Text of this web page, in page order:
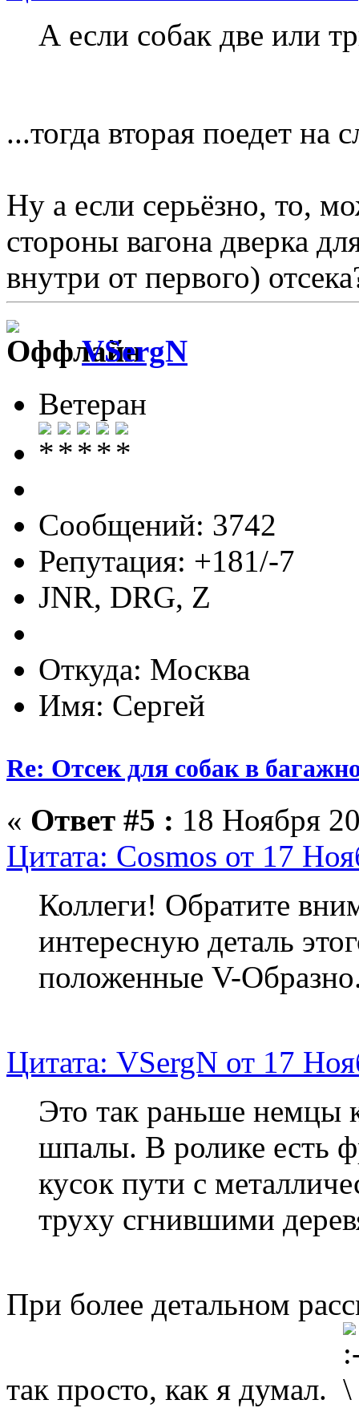
А если собак две или
...тогда вторая поедет
Ну а если серьёзно, то,
стороны вагона дверка
внутри от первого)
VSergN
Ветеран
Сообщений: 3742
Репутация: +181/-7
JNR, DRG, Z
Откуда: Москва
Имя: Сергей
Re: Отсек для собак в
« Ответ #5 : 18 Ноября
Цитата: Cosmos от 17
Коллеги! Обратите
интересную деталь
положенные V-
Цитата: VSergN от 17
Это так раньше немцы
шпалы. В ролике есть
кусок пути с
труху сгнившими
При более детальном
так просто, как я думал.